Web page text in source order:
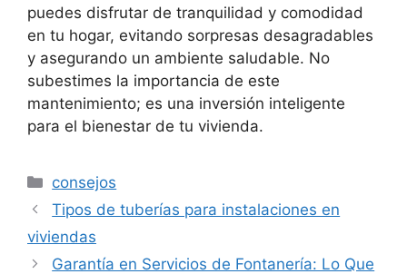
puedes disfrutar de tranquilidad y comodidad
en tu hogar, evitando sorpresas desagradables
y asegurando un ambiente saludable. No
subestimes la importancia de este
mantenimiento; es una inversión inteligente
para el bienestar de tu vivienda.
Categorías
consejos
Tipos de tuberías para instalaciones en
viviendas
Garantía en Servicios de Fontanería: Lo Que